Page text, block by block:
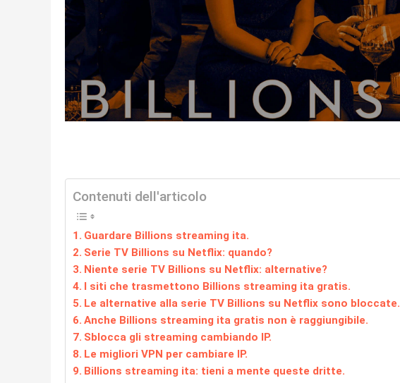
Contenuti dell'articolo
Guardare Billions streaming ita.
Serie TV Billions su Netflix: quando?
Niente serie TV Billions su Netflix: alternative?
I siti che trasmettono Billions streaming ita gratis.
Le alternative alla serie TV Billions su Netflix sono bloccate.
Anche Billions streaming ita gratis non è raggiungibile.
Sblocca gli streaming cambiando IP.
Le migliori VPN per cambiare IP.
Billions streaming ita: tieni a mente queste dritte.